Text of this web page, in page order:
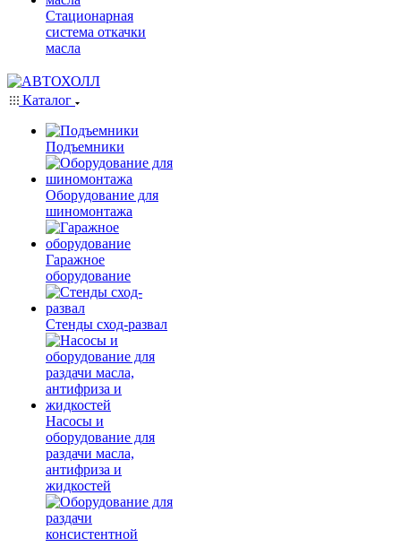
Стационарная
система откачки
масла
Каталог
Подъемники
Оборудование для
шиномонтажа
Гаражное
оборудование
Стенды сход-развал
Насосы и
оборудование для
раздачи масла,
антифриза и
жидкостей